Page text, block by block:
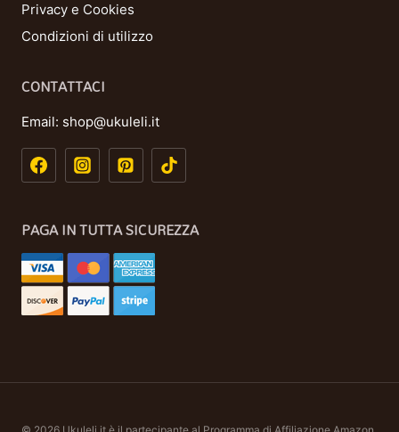
Privacy e Cookies
Condizioni di utilizzo
CONTATTACI
Email: shop@ukuleli.it
PAGA IN TUTTA SICUREZZA